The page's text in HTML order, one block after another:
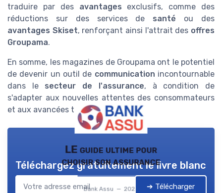
traduire par des avantages exclusifs, comme des
réductions sur des services de santé ou des
avantages Skiset, renforçant ainsi l'attrait des offres
Groupama.
En somme, les magazines de Groupama ont le potentiel
de devenir un outil de communication incontournable
dans le secteur de l'assurance, à condition de
s'adapter aux nouvelles attentes des consommateurs
et aux avancées technologiques.
LE guide ultime pour
choisir son assurance
Bank Assu — 2026
Téléchargez gratuitement le livre blanc
➔ Télécharger